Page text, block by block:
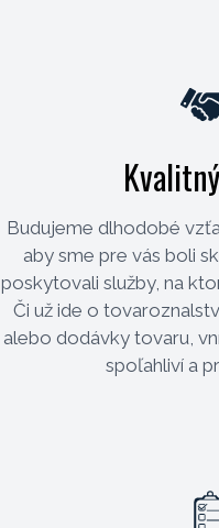
Budujeme dlhodobé
aby sme pre vás boli
poskytovali služby, na
Či už ide o
alebo dodávky tovaru,
spoľahliví a